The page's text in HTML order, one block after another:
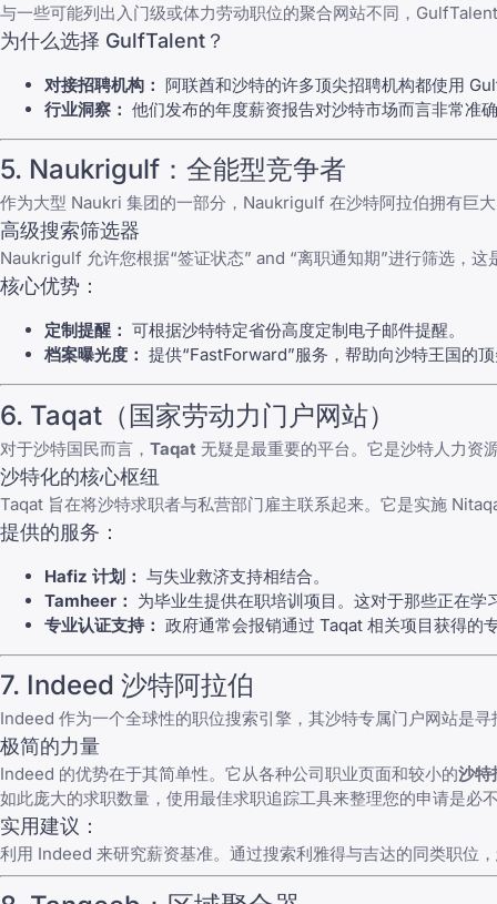
与一些可能列出入门级或体力劳动职位的聚合网站不同，
为什么选择 GulfTalent？
对接招聘机构： 阿联酋和沙特的许多顶尖招聘机构都使用
行业洞察： 他们发布的年度薪资报告对沙特市场而言非常准
5. Naukrigulf ：全能型竞争者
作为大型 Naukri 集团的一部分， Naukrigulf 在沙特阿拉伯拥有巨
高级搜索筛选器
Naukrigulf 允许您根据“签证状态” and “离职通知期”进行筛选，
核心优势：
定制提醒： 可根据沙特特定省份高度定制电子邮件提醒。
档案曝光度： 提供“FastForward”服务，帮助向沙特王国的
6. Taqat （国家劳动力门户网站）
对于沙特国民而言， Taqat 无疑是最重要的平台。它是沙特人力资
沙特化的核心枢纽
Taqat 旨在将沙特求职者与私营部门雇主联系起来。它是实施
提供的服务：
Hafiz 计划： 与失业救济支持相结合。
Tamheer： 为毕业生提供在职培训项目。这对于那些正在学
专业认证支持： 政府通常会报销通过 Taqat 相关项目获得的
7. Indeed 沙特阿拉伯
Indeed 作为一个全球性的职位搜索引擎，其沙特专属门户网站是
极简的力量
Indeed 的优势在于其简单性。它从各种公司职业页面和较小的沙特
如此庞大的求职数量，使用最佳求职追踪工具来整理您的申请是必
实用建议：
利用 Indeed 来研究薪资基准。通过搜索利雅得与吉达的同类职位